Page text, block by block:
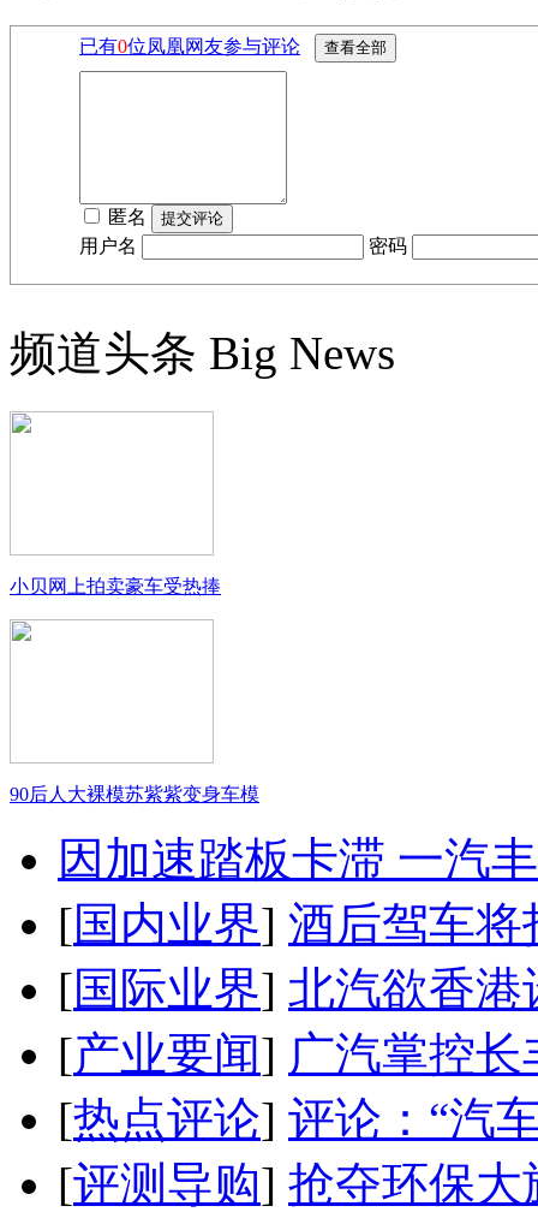
已有0位凤凰网友参与评论
匿名
用户名
密码
频道头条 Big News
小贝网上拍卖豪车受热捧
90后人大裸模苏紫紫变身车模
因加速踏板卡滞 一汽
[国内业界] 酒后驾车将
[国际业界] 北汽欲香港
[产业要闻] 广汽掌控
[热点评论] 评论：“汽
[评测导购] 抢夺环保大